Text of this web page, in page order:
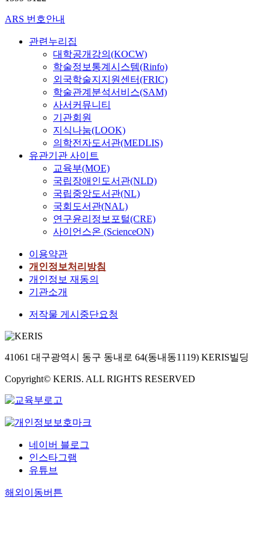
ARS 번호안내
관련누리집
대학공개강의(KOCW)
학술정보통계시스템(Rinfo)
외국학술지지원센터(FRIC)
학술관계분석서비스(SAM)
사서커뮤니티
기관회원
지식나눔(LOOK)
의학전자도서관(MEDLIS)
유관기관 사이트
교육부(MOE)
국립장애인도서관(NLD)
국립중앙도서관(NL)
국회도서관(NAL)
연구윤리정보포털(CRE)
사이언스온 (ScienceON)
이용약관
개인정보처리방침
개인정보 재동의
기관소개
저작물 게시중단요청
41061 대구광역시 동구 동내로 64(동내동1119) KERIS빌딩
Copyright© KERIS. ALL RIGHTS RESERVED
네이버 블로그
인스타그램
유튜브
해외이동버튼